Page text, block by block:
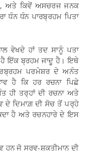
ਅਤੇ ਕਿਵੇਂ ਅਸਚਰਜ ਜਨਕ
ਧੰਨ ਪਾਰਬ੍ਰਹਮ ਪਿਤਾ
ਵੇਖਦੇ ਹਾਂ ਤਦ ਸਾਨੂੰ ਪਤਾ
ਹੈ ਇੱਕ ਬ੍ਰਹਮ ਜਾਦੂ ਹੈ। ਇਥੇ
ਪਰਮੇਸ਼ਰ ਦੇ ਅਨੰਤ
ਹੈ ਕਿ ਹਰ ਰਚਨਾ ਪਿਛੇ
ਹੀ ਤਰ੍ਹਾਂ ਦੀ ਰਚਨਾ ਅਤੇ
ਦੇ ਦਿਮਾਗ਼ ਦੀ ਸੋਚ ਤੋਂ ਪਰ੍ਹੇ
ਹੈ ਅਤੇ ਰਚਨਹਾਰੇ ਦੇ ਇਸ
ਹਨ ਜੋ ਸਰਵ-ਸ਼ਕਤੀਮਾਨ ਦੀ